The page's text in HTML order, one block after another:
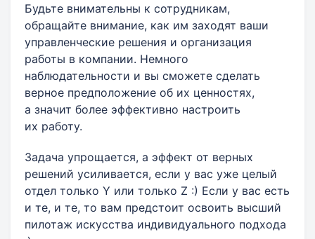
Будьте внимательны к сотрудникам,
обращайте внимание, как им заходят ваши
управленческие решения и организация
работы в компании. Немного
наблюдательности и вы сможете сделать
верное предположение об их ценностях,
а значит более эффективно настроить
их работу.
Задача упрощается, а эффект от верных
решений усиливается, если у вас уже целый
отдел только Y или только Z :) Если у вас есть
и те, и те, то вам предстоит освоить высший
пилотаж искусства индивидуального подхода